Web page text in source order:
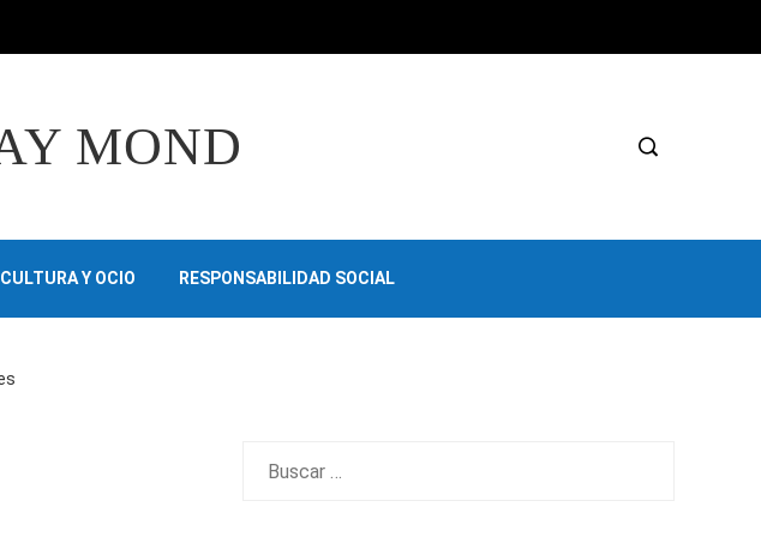
MOND
CULTURA Y OCIO RESPONSABILIDAD SOCIAL